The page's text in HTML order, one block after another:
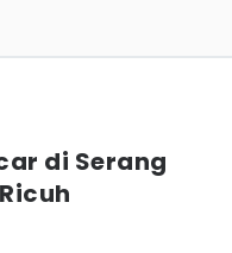
di Serang